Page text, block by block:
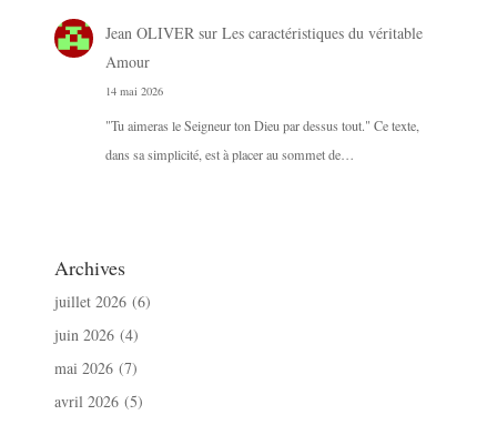
Jean OLIVERsur Les caractéristiques du véritable
Amour
14 mai 2026
"Tu aimeras le Seigneur ton Dieu par dessus tout." Ce texte,
dans sa simplicité, est à placer au sommet de…
Archives
juillet 2026 (6)
juin 2026 (4)
mai 2026 (7)
avril 2026 (5)